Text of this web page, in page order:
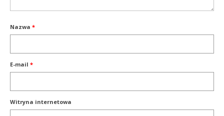
Nazwa *
E-mail *
Witryna internetowa